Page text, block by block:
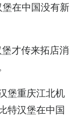
在中国没有新
才传来拓店消
堡重庆江北机
特汉堡在中国